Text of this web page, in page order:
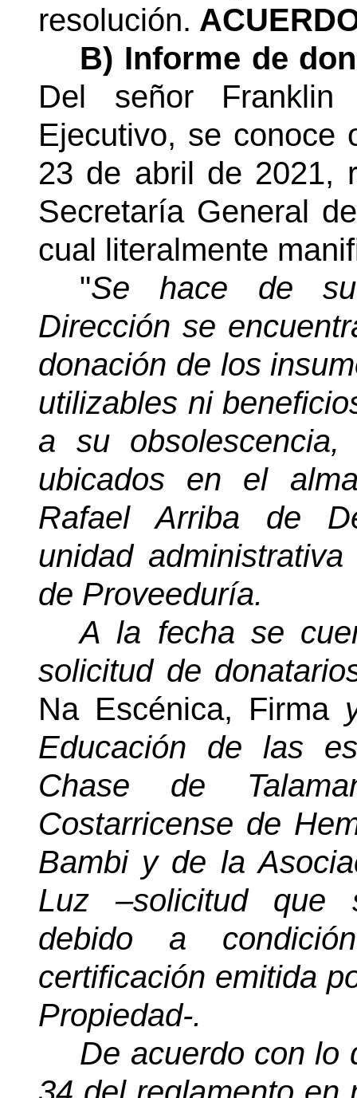
resolución.
B) Informe de
Del señor Franklin
Ejecutivo, se conoce
23 de abril de 2021,
Secretaría General
cual literalmente
"Se hace de su
Dirección se
donación de los
utilizables ni
a su
ubicados en el
Rafael Arriba de
unidad
de Proveeduría.
A la fecha se
solicitud de
Na Escénica, Firma
Educación de las
Chase de
Costarricense de
Bambi y de la
Luz –solicitud que
debido a
certificación emitida
Propiedad-.
De acuerdo con lo